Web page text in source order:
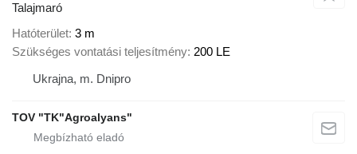
Talajmaró
Hatóterület 3 m
Szükséges vontatási teljesítmény 200 LE
Ukrajna, m. Dnipro
TOV "TK"Agroalyans"